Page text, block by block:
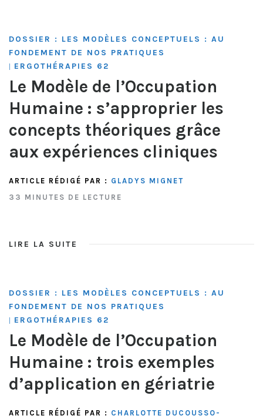
DOSSIER : LES MODÈLES CONCEPTUELS : AU
FONDEMENT DE NOS PRATIQUES
| ERGOTHÉRAPIES 62
Le Modèle de l’Occupation
Humaine : s’approprier les
concepts théoriques grâce
aux expériences cliniques
ARTICLE RÉDIGÉ PAR : GLADYS MIGNET
33 MINUTES DE LECTURE
LIRE LA SUITE
DOSSIER : LES MODÈLES CONCEPTUELS : AU
FONDEMENT DE NOS PRATIQUES
| ERGOTHÉRAPIES 62
Le Modèle de l’Occupation
Humaine : trois exemples
d’application en gériatrie
ARTICLE RÉDIGÉ PAR : CHARLOTTE DUCOUSSO-